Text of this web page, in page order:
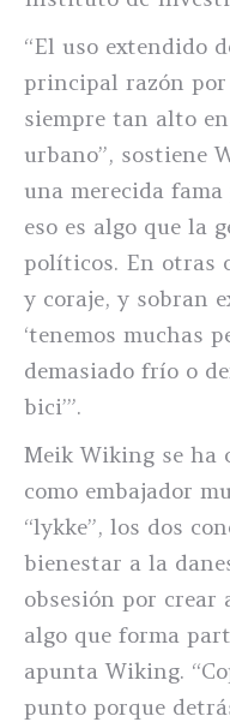
“El uso extendido
principal razón
siempre tan alto
urbano”, sostiene
una merecida
eso es algo que la
políticos. En otras
y coraje, y sobran
‘tenemos muchas
demasiado frío o
bici’”.
Meik Wiking se ha
como embajador
“lykke”, los dos
bienestar a la
obsesión por crear
algo que forma
apunta Wiking.
punto porque